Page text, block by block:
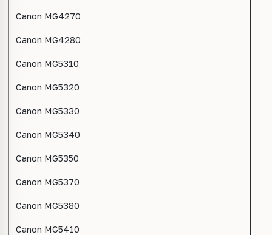
Canon MG4270
Canon MG4280
Canon MG5310
Canon MG5320
Canon MG5330
Canon MG5340
Canon MG5350
Canon MG5370
Canon MG5380
Canon MG5410